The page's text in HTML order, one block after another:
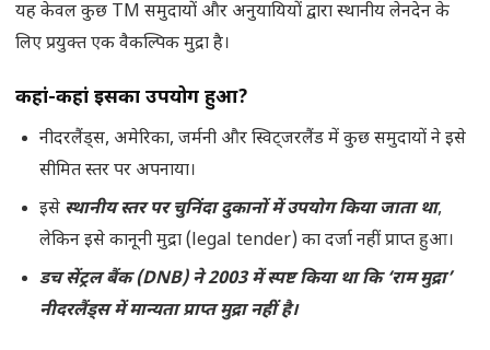
यह केवल कुछ TM समुदायों और अनुयायियों द्वारा स्थानीय लेनदेन के
लिए प्रयुक्त एक वैकल्पिक मुद्रा है।
कहां-कहां इसका उपयोग हुआ?
नीदरलैंड्स, अमेरिका, जर्मनी और स्विट्जरलैंड में कुछ समुदायों ने इसे
सीमित स्तर पर अपनाया।
इसे स्थानीय स्तर पर चुनिंदा दुकानों में उपयोग किया जाता था,
लेकिन इसे कानूनी मुद्रा (legal tender) का दर्जा नहीं प्राप्त हुआ।
डच सेंट्रल बैंक (DNB) ने 2003 में स्पष्ट किया था कि ‘राम मुद्रा’
नीदरलैंड्स में मान्यता प्राप्त मुद्रा नहीं है।